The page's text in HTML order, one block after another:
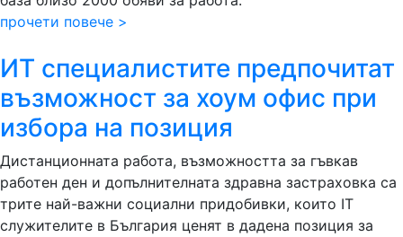
прочети повече >
ИТ специалистите предпочитат
възможност за хоум офис при
избора на позиция
Дистанционната работа, възможността за гъвкав
работен ден и допълнителната здравна застраховка са
трите най-важни социални придобивки, които IT
служителите в България ценят в дадена позиция за